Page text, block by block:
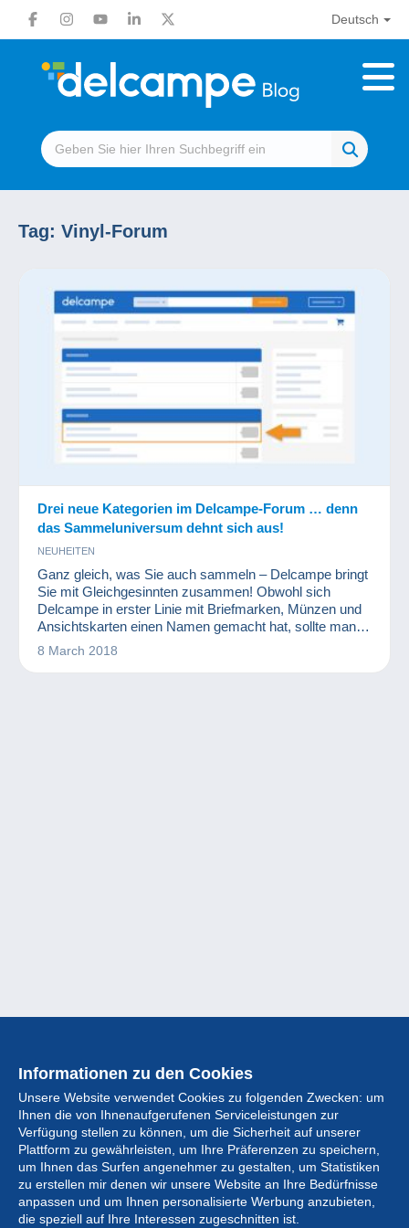
Deutsch
Tag: Vinyl-Forum
Drei neue Kategorien im Delcampe-Forum … denn
das Sammeluniversum dehnt sich aus!
NEUHEITEN
Ganz gleich, was Sie auch sammeln – Delcampe bringt
Sie mit Gleichgesinnten zusammen! Obwohl sich
Delcampe in erster Linie mit Briefmarken, Münzen und
Ansichtskarten einen Namen gemacht hat, sollte man
nie vergessen, dass die Website für alle Sammler
8 March 2018
Informationen zu den Cookies
Unsere Website verwendet Cookies zu folgenden Zwecken: um
Ihnen die von Ihnenaufgerufenen Serviceleistungen zur
Verfügung stellen zu können, um die Sicherheit auf unserer
Plattform zu gewährleisten, um Ihre Präferenzen zu speichern,
um Ihnen das Surfen angenehmer zu gestalten, um Statistiken
zu erstellen mir denen wir unsere Website an Ihre Bedürfnisse
anpassen und um Ihnen personalisierte Werbung anzubieten,
die speziell auf Ihre Interessen zugeschnitten ist.
Sammlung